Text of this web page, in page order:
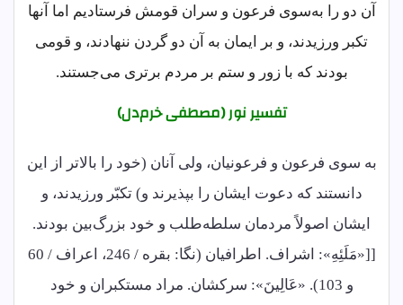
آن دو را به‌سوی فرعون و سران قومش فرستادیم اما آنها
تکبر ورزیدند، و بر ایمان به آن دو گردن ننهادند، و قومی
بودند که با زور و ستم بر مردم برتری می‌جستند.
تفسیر نور (مصطفی خرم‌دل)
به سوی فرعون و فرعونیان، ولی آنان (خود را بالاتر از این
دانستند که دعوت ایشان را بپذیرند و) تکبّر ورزیدند، و
ایشان اصولاً مردمان سلطه‌طلب و خود بزرگ‌بین بودند.
[[«مَلَئِهِ»: اشراف. اطرافیان (نگا: بقره / 246، اعراف / 60
و 103). «عَالِینَ»: سرکشان. مراد مستکبران و خود